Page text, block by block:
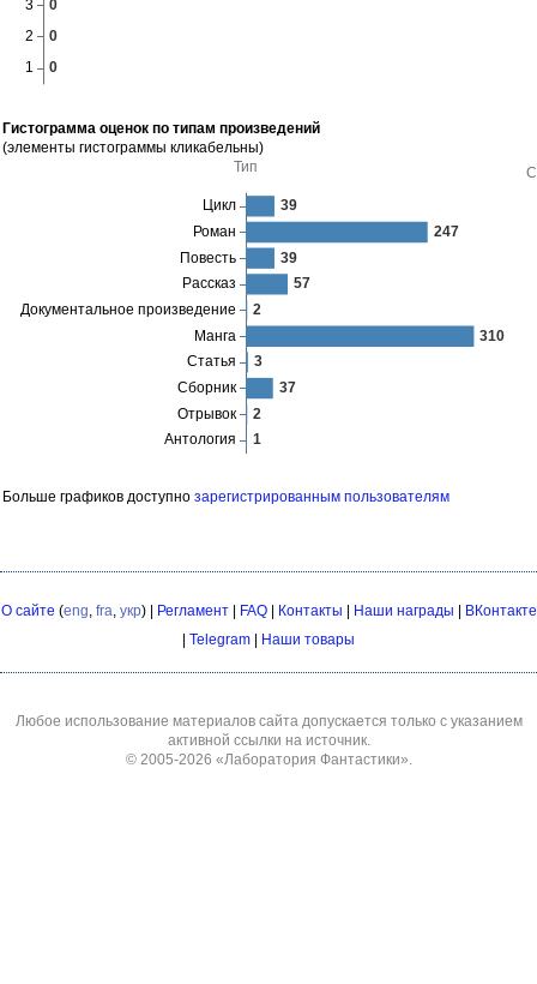
Гистограмма оценок по типам произведений
(элементы гистограммы кликабельны)
Больше графиков доступно зарегистрированным пользователям
О сайте (eng, fra, укр) | Регламент| FAQ| Контакты Наши награды
ВКонтакте
Telegram Наши товары
Любое использование материалов сайта допускается только с указанием
активной ссылки на источник.
© 2005-2026 «Лаборатория Фантастики».